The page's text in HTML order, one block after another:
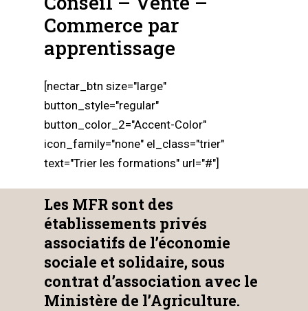
Commerce par
apprentissage
[nectar_btn size="large"
button_style="regular"
button_color_2="Accent-Color"
icon_family="none" el_class="trier"
text="Trier les formations" url="#"]
Les MFR sont des
établissements privés
associatifs de l’économie
sociale et solidaire, sous
contrat d’association avec le
Ministère de l’Agriculture.